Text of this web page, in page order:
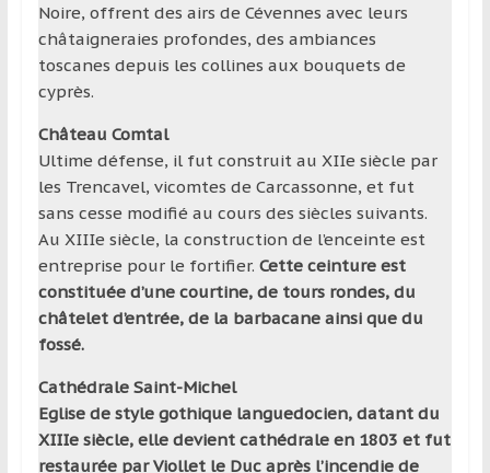
Noire, offrent des airs de Cévennes avec leurs
châtaigneraies profondes, des ambiances
toscanes depuis les collines aux bouquets de
cyprès.
Château Comtal
Ultime défense, il fut construit au XIIe siècle par
les Trencavel, vicomtes de Carcassonne, et fut
sans cesse modifié au cours des siècles suivants.
Au XIIIe siècle, la construction de l’enceinte est
entreprise pour le fortifier. Cette ceinture est
constituée d’une courtine, de tours rondes, du
châtelet d’entrée, de la barbacane ainsi que du
fossé.
Cathédrale Saint-Michel
Eglise de style gothique languedocien, datant du
XIIIe siècle, elle devient cathédrale en 1803 et fut
restaurée par Viollet le Duc après l’incendie de